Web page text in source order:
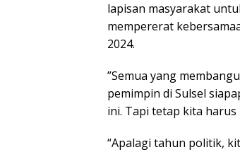
lapisan masyarakat
mempererat
2024.
”Semua yang
pemimpin di Sulsel
ini. Tapi tetap kita harus
“Apalagi tahun politik,